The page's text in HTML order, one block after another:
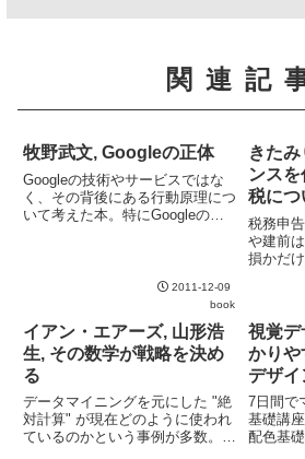
関連記
牧野武文, Googleの正体
Googleの技術やサービスではな
く、その背後にある行動原理につ
いて考えた本。特にGoogleの経
やすためにひたすら事業拡大を目
2011-12-09
book
きた
ンス
税につ
た。
税務申
や建前
損かだ
良いと
のもポ
ス向け
が必要
が...
イアン・エアーズ, 山形浩
生, その数学が戦略を決め
る
データマイニングを元にした "絶
対計算" が現在どのように使われ
ているのかという事例が多数。ワ
視覚デ
かりや
デザ
7日間で
基礎講
配色基